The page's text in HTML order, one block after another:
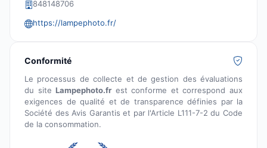
848148706
https://lampephoto.fr/
Conformité
Le processus de collecte et de gestion des évaluations
du siteLampephoto.fr est conforme et correspond aux
exigences de qualité et de transparence définies par la
Société des Avis Garantis et par l'Article L111-7-2 du Code
de la consommation.